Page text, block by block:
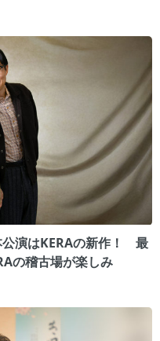
演はKERAの新作！ 最
の稽古場が楽しみ